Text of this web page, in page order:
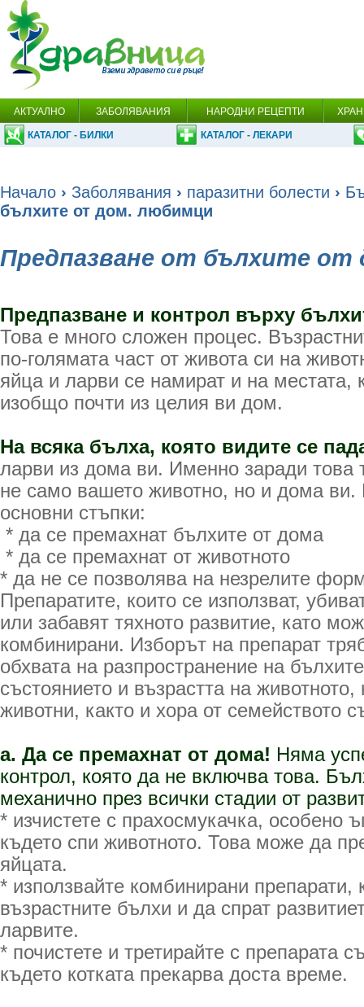
АКТУАЛНО ЗАБОЛЯВАНИЯ НАРОДНИ РЕЦЕПТИ
КАТАЛОГ - БИЛКИ КАТАЛОГ - ЛЕКАРИ
Начало › Заболявания › паразитни болести ›
бълхите от дом. любимци
Предпазване от бълхите
Предпазване и контрол върху
Това е много сложен процес.
по-голямата част от живота си на
яйца и ларви се намират и на местата,
изобщо почти из целия ви дом.
На всяка бълха, която видите се
ларви из дома ви. Именно заради това
не само вашето животно, но и дома ви.
основни стъпки:
* да се премахнат бълхите от дома
* да се премахнат от животното
* да не се позволява на незрелите
Препаратите, които се използват,
или забавят тяхното развитие, като
комбинирани. Изборът на препарат
обхвата на разпространение на
състоянието и възрастта на
животни, както и хора от семейството
а. Да се премахнат от дома! Няма
контрол, която да не включва това.
механично през всички стадии от
* изчистете с прахосмукачка, особено
където спи животното. Това може да
яйцата.
* използвайте комбинирани препарати,
възрастните бълхи и да спрат
ларвите.
* почистете и третирайте с препарата
където котката прекарва доста време.